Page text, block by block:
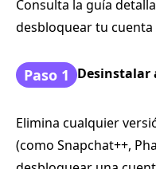
Consulta la guía
desbloquear tu
Paso 1 Desinstalar
Elimina cualquier
(como Snapchat++,